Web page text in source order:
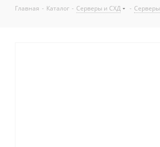
Главная - Каталог - Серверы и СХД - Серверы